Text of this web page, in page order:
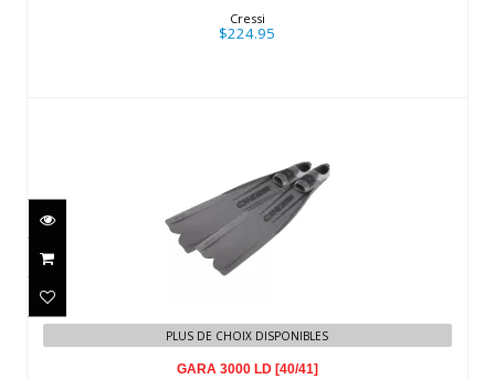
$224.95
Cressi
$224.95
GARA 3000 LD [40/41]
PLUS DE CHOIX DISPONIBLES
GARA 3000 LD [40/41]